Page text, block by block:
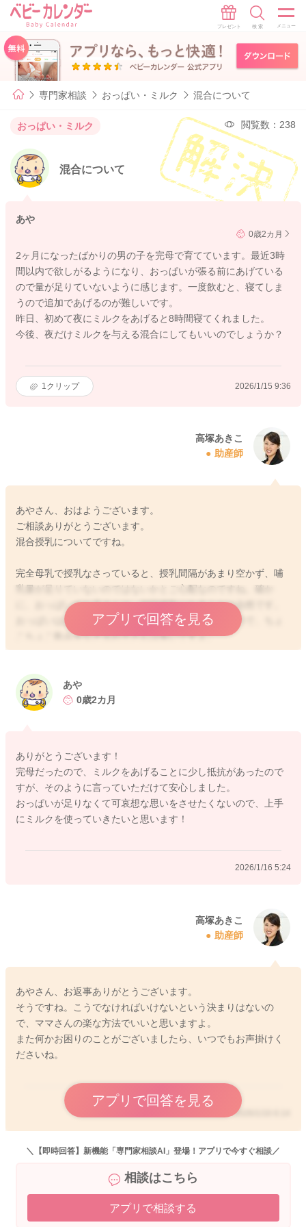
専門家相談 おっぱい・ミルク 混合について
おっぱい・ミルク 閲覧数：238
混合について
あや
0歳2カ月
2ヶ月になったばかりの男の子を完母で育てています。最近3時
間以内で欲しがるようになり、おっぱいが張る前にあげている
ので量が足りていないように感じます。一度飲むと、寝てしま
うので追加であげるのが難しいです。
昨日、初めて夜にミルクをあげると8時間寝てくれました。
今後、夜だけミルクを与える混合にしてもいいのでしょうか？
1 クリップ 2026/1/15 9:36
高塚あきこ
助産師
あやさん、おはようございます。
ご相談ありがとうございます。
混合授乳についてですね。
完全母乳で授乳なさっていると、授乳間隔があまり空かず、哺
乳量が足りていないのではないかとご心配なのですね。確か
に、おっぱいのお子さんは、頻回授乳になることは自然です。
おっぱいはお子さんの顎の力を使わないと飲めないので、ちょ
こちょこ飲みをなさるお子さんは多いですよ。
ですが、ミルクを飲ませることで、少し授乳間隔が空き、ママ
ですよ。上手にミルクをお使いになっていただいて、ママさん
も休息や睡眠を取ってくださいね。
アプリで回答を見る
あや
0歳2カ月
ありがとうございます！
完母だったので、ミルクをあげることに少し抵抗があったので
すが、そのように言っていただけて安心しました。
おっぱいが足りなくて可哀想な思いをさせたくないので、上手
にミルクを使っていきたいと思います！
2026/1/16 5:24
高塚あきこ
助産師
あやさん、お返事ありがとうございます。
そうですね。こうでなければいけないという決まりはないの
で、ママさんの楽な方法でいいと思いますよ。
また何かお困りのことがございましたら、いつでもお声掛けく
ださいね。
アプリで回答を見る
2026/1/16 6:14
＼【即時回答】新機能「専門家相談AI」登場！アプリで今すぐ相談／
相談はこちら
アプリで相談する